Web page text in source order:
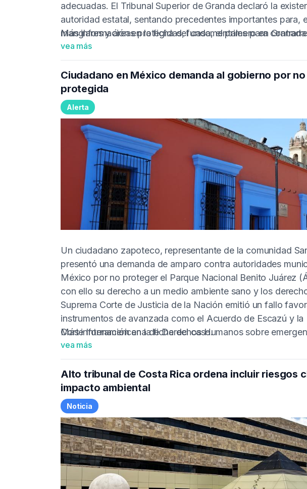
adecuadas. El Tribunal Superior de Granda declaró la
autoridad estatal, sentando precedentes importantes para,
manglares y áreas protegidas, fundamentales para
Caribe.
Más información en laficha del caso, el primero en Granada
vea más
Ciudadano en México demanda al gobierno por
protegida
Alerta
Un ciudadano zapoteco, representante de la comunidad
presentó una demanda de amparo contra autoridades
México por no proteger el Parque Nacional Benito Juárez
con ello su derecho a un medio ambiente sano y los
Suprema Corte de Justicia de la Nación emitió un fallo
instrumentos de avanzada como el Acuerdo de Escazú y
Corte Interamericana de Derechos Humanos sobre
Más información en laficha del caso.
vea más
Alto tribunal de Costa Rica ordena incluir riesgos
impacto ambiental
Noticia